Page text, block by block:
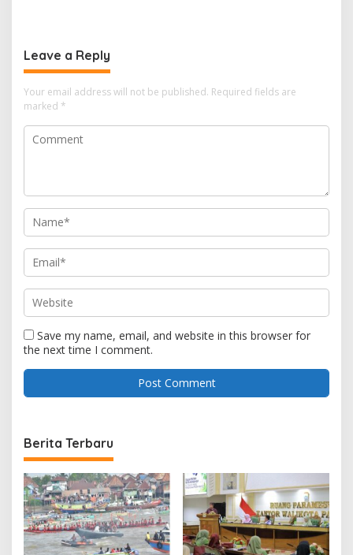
Leave a Reply
Your email address will not be published. Required fields are
marked *
Save my name, email, and website in this browser for
the next time I comment.
Berita Terbaru